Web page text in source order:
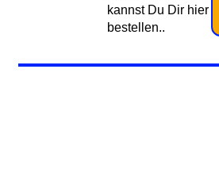
kannst Du Dir hier
bestellen..